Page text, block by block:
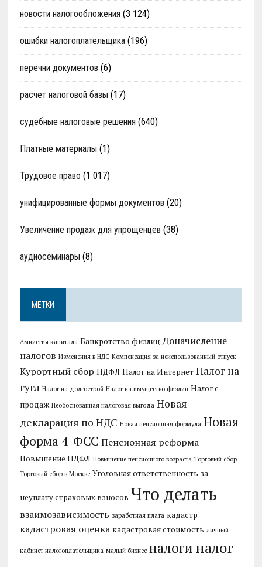
новости налогообложения (3 124)
ошибки налогоплательщика(196)
перечни документов (6)
расчет налоговой базы (17)
судебные налоговые решения (640)
Платные материалы (1)
Трудовое право (1 017)
унифицированные формы документов (20)
Увеличение продаж для упрощенцев (38)
аудиосеминары (8)
МЕТКИ
Амнистия капитала Банкротство физлиц Доначисление
налогов Изменения в НДС Компенсация за неиспользованный отпуск
Курортный сбор НДФЛ Налог на Интернет Налог на
гугл Налог на долгострой Налог на имущество физлиц Налог с
продаж Необоснованная налоговая выгода Новая
декларация по НДС Новая пенсионная формула Новая
форма 4-ФСС Пенсионная реформа
Повышение НДФЛ Повышение пенсионного возраста Торговый сбор
Торговый сбор в Москве Уголовная ответственность за
неуплату страховых взносов Что делать
взаимозависимость заработная плата кадастр
кадастровая оценка кадастровая стоимость личный
кабинет налогоплательщика малый бизнес налоги налог